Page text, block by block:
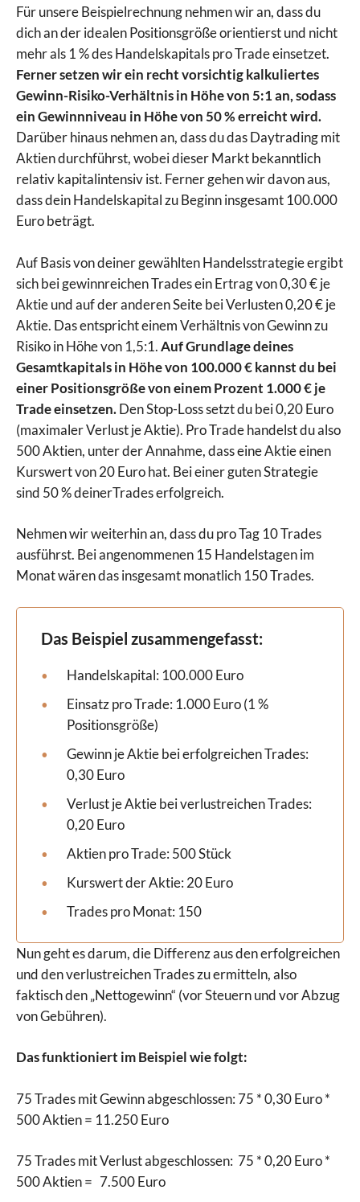
Für unsere Beispielrechnung nehmen wir an, dass du
dich an der idealen Positionsgröße orientierst und nicht
mehr als 1 % des Handelskapitals pro Trade einsetzet.
Ferner setzen wir ein recht vorsichtig kalkuliertes
Gewinn-Risiko-Verhältnis in Höhe von 5:1 an, sodass
ein Gewinnniveau in Höhe von 50 % erreicht wird.
Darüber hinaus nehmen an, dass du das Daytrading mit
Aktien durchführst, wobei dieser Markt bekanntlich
relativ kapitalintensiv ist. Ferner gehen wir davon aus,
dass dein Handelskapital zu Beginn insgesamt 100.000
Euro beträgt.
Auf Basis von deiner gewählten Handelsstrategie ergibt
sich bei gewinnreichen Trades ein Ertrag von 0,30 € je
Aktie und auf der anderen Seite bei Verlusten 0,20 € je
Aktie. Das entspricht einem Verhältnis von Gewinn zu
Risiko in Höhe von 1,5:1.Auf Grundlage deines
Gesamtkapitals in Höhe von 100.000 € kannst du bei
einer Positionsgröße von einem Prozent 1.000 € je
Trade einsetzen.Den Stop-Loss setzt du bei 0,20 Euro
(maximaler Verlust je Aktie). Pro Trade handelst du also
500 Aktien, unter der Annahme, dass eine Aktie einen
Kurswert von 20 Euro hat. Bei einer guten Strategie
sind 50 % deinerTrades erfolgreich.
Nehmen wir weiterhin an, dass du pro Tag 10 Trades
ausführst. Bei angenommenen 15 Handelstagen im
Monat wären das insgesamt monatlich 150 Trades.
Das Beispiel zusammengefasst:
Handelskapital: 100.000 Euro
Einsatz pro Trade: 1.000 Euro (1 %
Positionsgröße)
Gewinn je Aktie bei erfolgreichen Trades:
0,30 Euro
Verlust je Aktie bei verlustreichen Trades:
0,20 Euro
Aktien pro Trade: 500 Stück
Kurswert der Aktie: 20 Euro
Trades pro Monat: 150
Nun geht es darum, die Differenz aus den erfolgreichen
und den verlustreichen Trades zu ermitteln, also
faktisch den „Nettogewinn“ (vor Steuern und vor Abzug
von Gebühren).
Das funktioniert im Beispiel wie folgt:
75 Trades mit Gewinn abgeschlossen: 75 * 0,30 Euro *
500 Aktien = 11.250 Euro
75 Trades mit Verlust abgeschlossen: 75 * 0,20 Euro *
500 Aktien = 7.500 Euro